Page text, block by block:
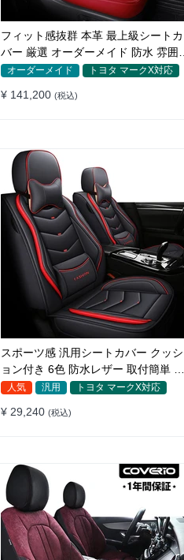
フィット感抜群 本革 最上級シートカ
バー 厳選 オーダーメイド 防水 雰囲気
全席セット
オーダーメイド トヨタ マークX対応
¥ 141,200 (税込)
スポーツ感 汎用シートカバー クッシ
ョン付き 6色 防水レザー 取付簡単 軽/
普自動車
人気 汎用 トヨタ マークX対応
¥ 29,240 (税込)